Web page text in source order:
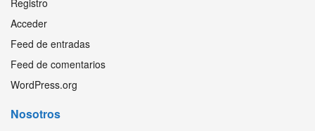
Acceder
Feed de entradas
Feed de comentarios
WordPress.org
Nosotros